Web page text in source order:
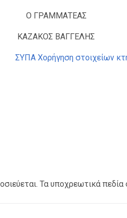
Ο ΓΡΑΜΜΑΤΕΑΣ
ΚΑΖΑΚΟΣ ΒΑΓΓΕΛΗΣ
ΣΥΠΑ Χορήγηση στοιχείων
Τα υποχρεωτικά πεδία